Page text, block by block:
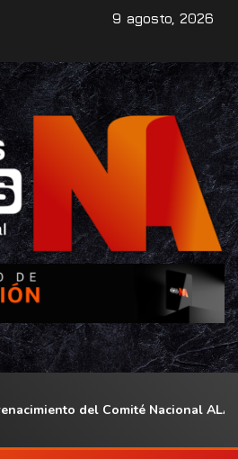
9 agosto, 2026
del Comité Nacional ALAS